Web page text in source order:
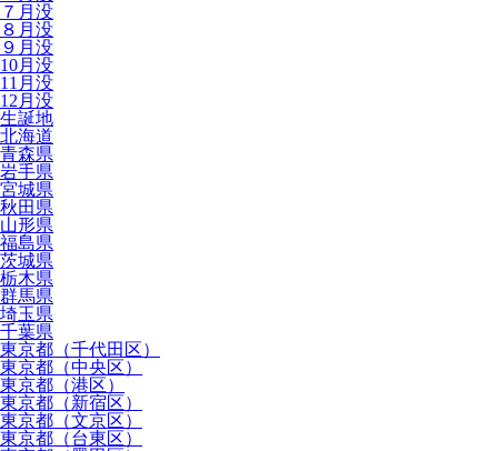
７月没
８月没
９月没
10月没
11月没
12月没
生誕地
北海道
青森県
岩手県
宮城県
秋田県
山形県
福島県
茨城県
栃木県
群馬県
埼玉県
千葉県
東京都（千代田区）
東京都（中央区）
東京都（港区）
東京都（新宿区）
東京都（文京区）
東京都（台東区）